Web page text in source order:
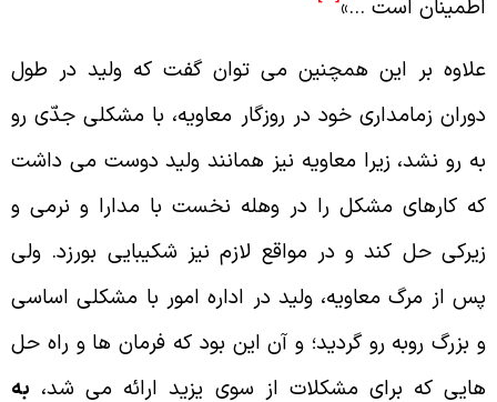
است …»
بر اين همچنين مى توان گفت كه وليد در طول
زمامدارى خود در روزگار معاويه، با مشكلى جدّى رو
رو نشد، زيرا معاويه نيز همانند وليد دوست مى داشت
كارهاى مشكل را در وهله نخست با مدارا و نرمى و
حل كند و در مواقع لازم نيز شكيبايى بورزد. ولى
از مرگ معاويه، وليد در اداره امور با مشكلى اساسى
بزرگ روبه رو گرديد؛ و آن اين بود كه فرمان ها و راه حل
كه براى مشكلات از سوى يزيد ارائه مى شد،به